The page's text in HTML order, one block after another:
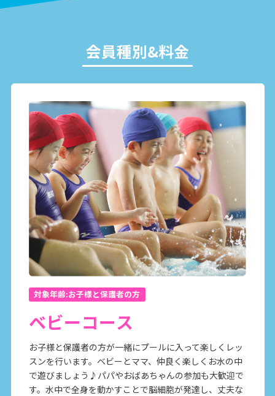
会員種別&料金
対象年齢:お子様と保護者の方
ベビーコース
お子様と保護者の方が一緒にプールに入って楽しくレッ
スンを行います。ベビーとママ、仲良く楽しくお水の中
で遊びましょう♪パパやおばあちゃんの参加も大歓迎で
す。水中で全身を動かすことで脳細胞が発達し、丈夫な